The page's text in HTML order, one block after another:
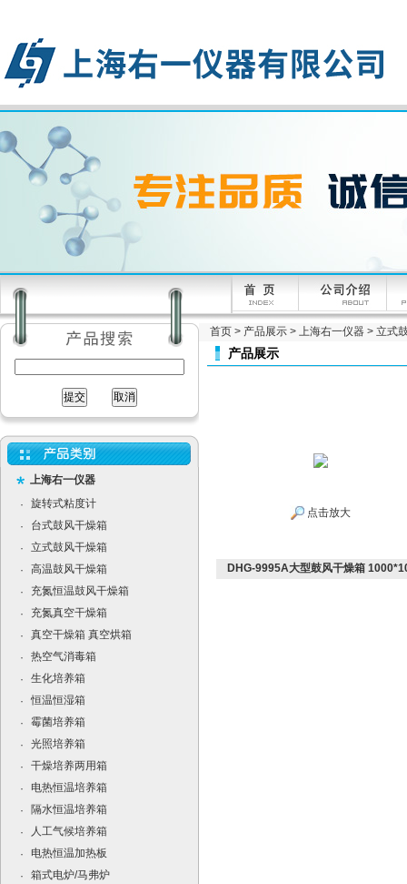
上海右一仪器
·
旋转式粘度计
·
台式鼓风干燥箱
·
立式鼓风干燥箱
·
高温鼓风干燥箱
·
充氮恒温鼓风干燥箱
·
充氮真空干燥箱
·
真空干燥箱 真空烘箱
·
热空气消毒箱
·
生化培养箱
·
恒温恒湿箱
·
霉菌培养箱
·
光照培养箱
·
干燥培养两用箱
·
电热恒温培养箱
·
隔水恒温培养箱
·
人工气候培养箱
·
电热恒温加热板
·
箱式电炉/马弗炉
首页 > 产品展示 > 上海右一仪器 > 立式
产品展示
点击放大
DHG-9995A大型鼓风干燥箱